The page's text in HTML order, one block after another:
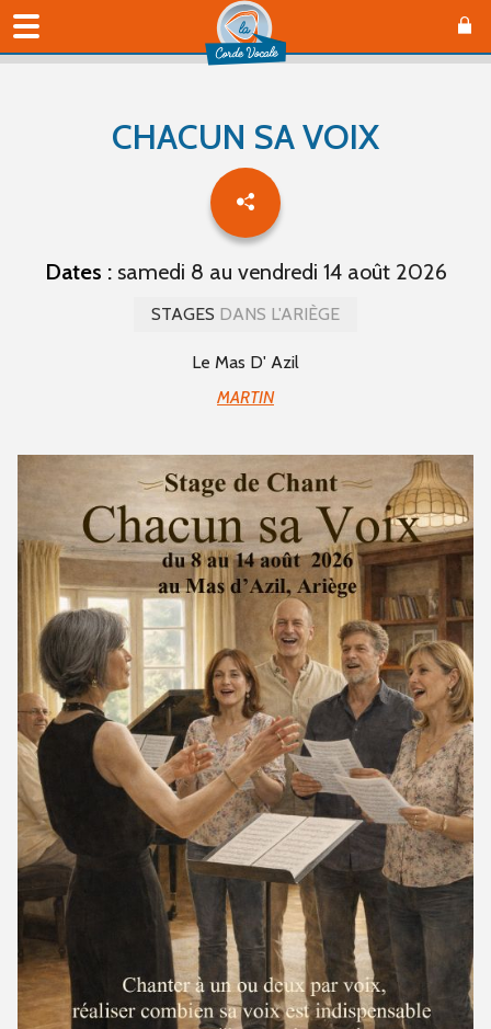
CHACUN SA VOIX
Dates :samedi 8 au vendredi 14 août 2026
STAGES DANS L'ARIÈGE
Le Mas D' Azil
MARTIN